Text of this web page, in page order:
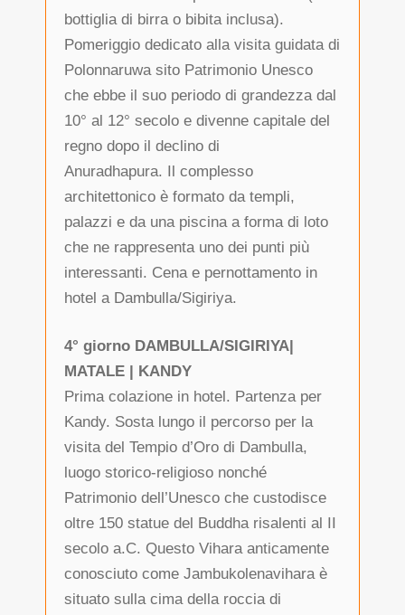
bottiglia di birra o bibita inclusa).
Pomeriggio dedicato alla visita guidata di
Polonnaruwa sito Patrimonio Unesco
che ebbe il suo periodo di grandezza dal
10° al 12° secolo e divenne capitale del
regno dopo il declino di
Anuradhapura. Il complesso
architettonico è formato da templi,
palazzi e da una piscina a forma di loto
che ne rappresenta uno dei punti più
interessanti. Cena e pernottamento in
hotel a Dambulla/Sigiriya.
4° giorno DAMBULLA/SIGIRIYA|
MATALE | KANDY
Prima colazione in hotel. Partenza per
Kandy. Sosta lungo il percorso per la
visita del Tempio d’Oro di Dambulla,
luogo storico-religioso nonché
Patrimonio dell’Unesco che custodisce
oltre 150 statue del Buddha risalenti al II
secolo a.C. Questo Vihara anticamente
conosciuto come Jambukolenavihara è
situato sulla cima della roccia di